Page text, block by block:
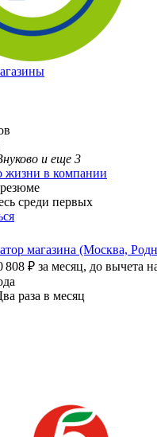
и еще 3
жизни в компании
среди первых
магазина (Москва,
808 ₽ за месяц, до вычета
раза в месяц